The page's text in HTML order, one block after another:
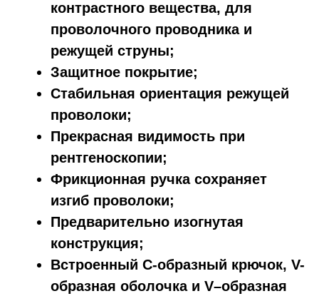
контрастного вещества, для
проволочного проводника и
режущей струны;
Защитное покрытие;
Стабильная ориентация режущей
проволоки;
Прекрасная видимость при
рентгеноскопии;
Фрикционная ручка сохраняет
изгиб проволоки;
Предварительно изогнутая
конструкция;
Встроенный С-образный крючок, V-
образная оболочка и V–образная